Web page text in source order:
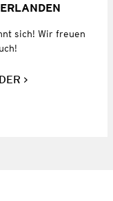
sich! Wir freuen